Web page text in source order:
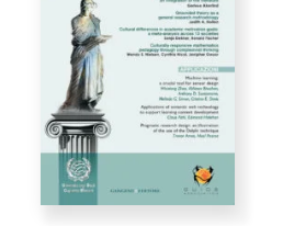
Proposte di pubblicazione
Gangemi Editore
Newsletter